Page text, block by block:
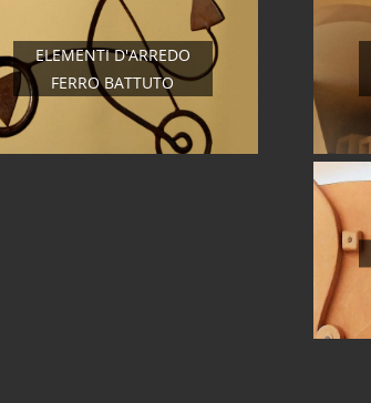
ELEMENTI D'ARREDO
FERRO BATTUTO